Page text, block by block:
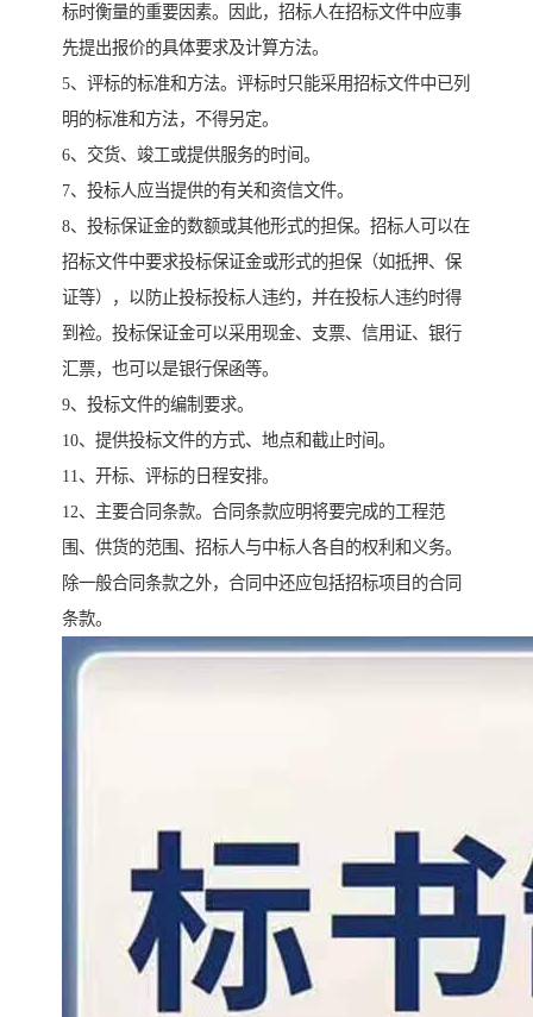
标时衡量的重要因素。因此，招标人在招标文件中应事
先提出报价的具体要求及计算方法。
5、评标的标准和方法。评标时只能采用招标文件中已列
明的标准和方法，不得另定。
6、交货、竣工或提供服务的时间。
7、投标人应当提供的有关和资信文件。
8、投标保证金的数额或其他形式的担保。招标人可以在
招标文件中要求投标保证金或形式的担保（如抵押、保
证等），以防止投标投标人违约，并在投标人违约时得
到裣。投标保证金可以采用现金、支票、信用证、银行
汇票，也可以是银行保函等。
9、投标文件的编制要求。
10、提供投标文件的方式、地点和截止时间。
11、开标、评标的日程安排。
12、主要合同条款。合同条款应明将要完成的工程范
围、供货的范围、招标人与中标人各自的权利和义务。
除一般合同条款之外，合同中还应包括招标项目的合同
条款。